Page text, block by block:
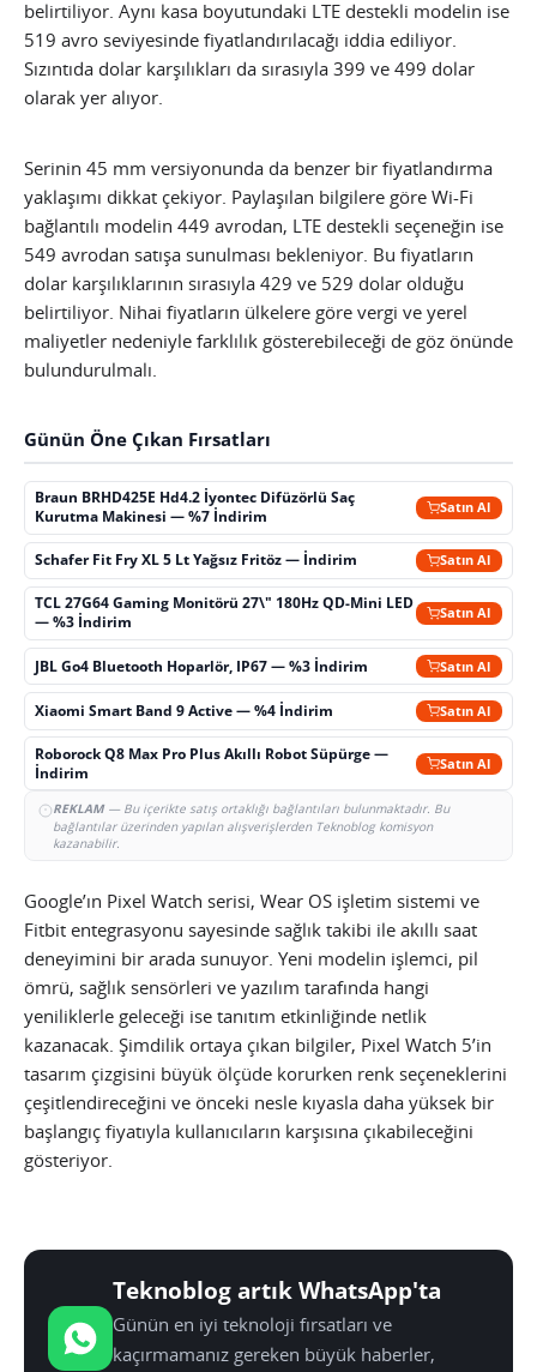
belirtiliyor. Aynı kasa boyutundaki LTE destekli modelin ise
519 avro seviyesinde fiyatlandırılacağı iddia ediliyor.
Sızıntıda dolar karşılıkları da sırasıyla 399 ve 499 dolar
olarak yer alıyor.
Serinin 45 mm versiyonunda da benzer bir fiyatlandırma
yaklaşımı dikkat çekiyor. Paylaşılan bilgilere göre Wi-Fi
bağlantılı modelin 449 avrodan, LTE destekli seçeneğin ise
549 avrodan satışa sunulması bekleniyor. Bu fiyatların
dolar karşılıklarının sırasıyla 429 ve 529 dolar olduğu
belirtiliyor. Nihai fiyatların ülkelere göre vergi ve yerel
maliyetler nedeniyle farklılık gösterebileceği de göz önünde
bulundurulmalı.
Günün Öne Çıkan Fırsatları
Braun BRHD425E Hd4.2 İyontec Difüzörlü Saç
Kurutma Makinesi — %7 İndirim
Satın Al
Schafer Fit Fry XL 5 Lt Yağsız Fritöz — İndirim Satın Al
TCL 27G64 Gaming Monitörü 27\" 180Hz QD-Mini LED
— %3 İndirim
Satın Al
JBL Go4 Bluetooth Hoparlör, IP67 — %3 İndirim Satın Al
Xiaomi Smart Band 9 Active — %4 İndirim Satın Al
Roborock Q8 Max Pro Plus Akıllı Robot Süpürge —
İndirim
Satın Al
REKLAM— Bu içerikte satış ortaklığı bağlantıları bulunmaktadır. Bu
bağlantılar üzerinden yapılan alışverişlerden Teknoblog komisyon
kazanabilir.
Google’ın Pixel Watch serisi, Wear OS işletim sistemi ve
Fitbit entegrasyonu sayesinde sağlık takibi ile akıllı saat
deneyimini bir arada sunuyor. Yeni modelin işlemci, pil
ömrü, sağlık sensörleri ve yazılım tarafında hangi
yeniliklerle geleceği ise tanıtım etkinliğinde netlik
kazanacak. Şimdilik ortaya çıkan bilgiler, Pixel Watch 5’in
tasarım çizgisini büyük ölçüde korurken renk seçeneklerini
çeşitlendireceğini ve önceki nesle kıyasla daha yüksek bir
başlangıç fiyatıyla kullanıcıların karşısına çıkabileceğini
gösteriyor.
Teknoblog artık WhatsApp'ta
Günün en iyi teknoloji fırsatları ve
kaçırmamanız gereken büyük haberler,